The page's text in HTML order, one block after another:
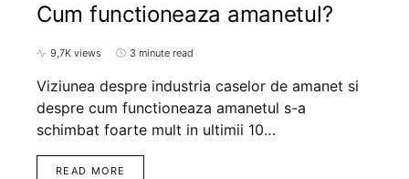
Cum functioneaza amanetul?
9,7K views 3 minute read
Viziunea despre industria caselor de amanet si
despre cum functioneaza amanetul s-a
schimbat foarte mult in ultimii 10…
READ MORE